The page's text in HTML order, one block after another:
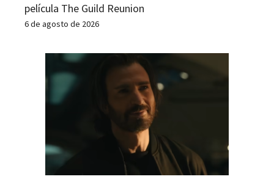
película The Guild Reunion
6 de agosto de 2026